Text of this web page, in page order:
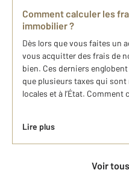
Comment calculer les
immobilier ?
Dès lors que vous faites un
vous acquitter des frais de
bien. Ces derniers
que plusieurs taxes qui
locales et à l’État. Comment
Lire plus
Voir